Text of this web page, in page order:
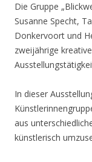
Die Gruppe
Susanne Specht,
Donkervoort und
zweijährige
In dieser
aus
künstlerisch